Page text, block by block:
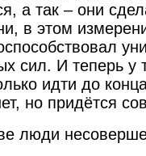
а так – они
в этом
сил. И теперь у
идти до
но придётся
люди